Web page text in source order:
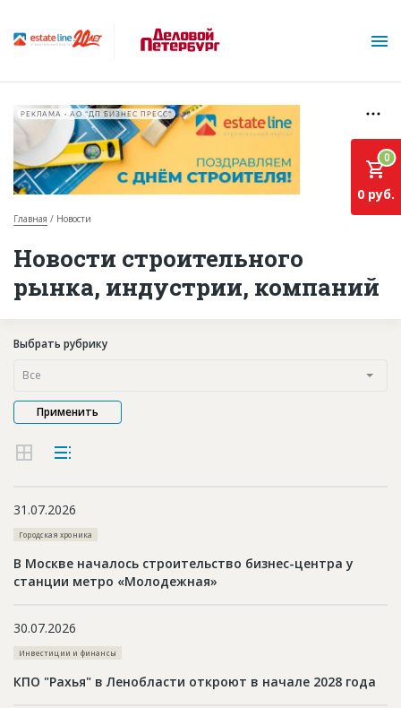
О проекте
Горячие объекты
База строящихся объектов
Инвестпроекты
Глоссарий
Новости
Платные услуги
Правила работы
Личный кабинет
РЕКЛАМА • АО "ДП БИЗНЕС ПРЕСС"
Главная Новости
Новости строительного
рынка, индустрии, компаний
0
0 руб.
Выбрать рубрику
Все
31.07.2026
Городская хроника
В Москве началось строительство бизнес-центра у
станции метро «Молодежная»
30.07.2026
Инвестиции и финансы
КПО "Рахья" в Ленобласти откроют в начале 2028 года